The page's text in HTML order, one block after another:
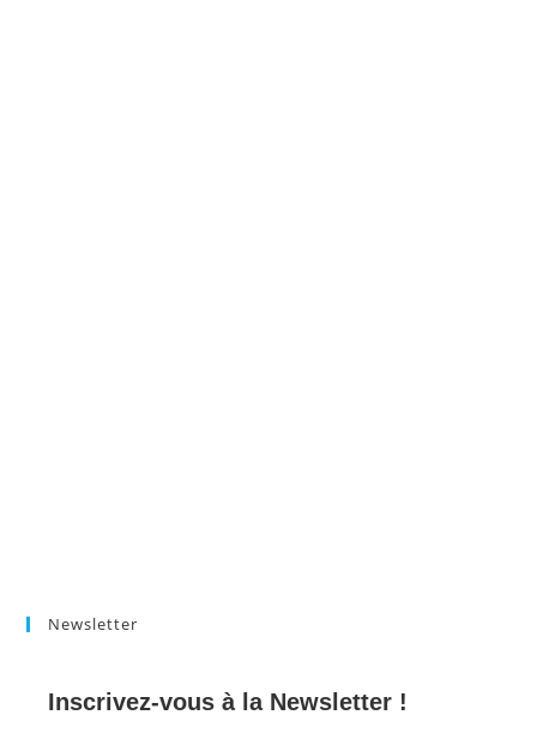
Newsletter
Inscrivez-vous à la Newsletter !